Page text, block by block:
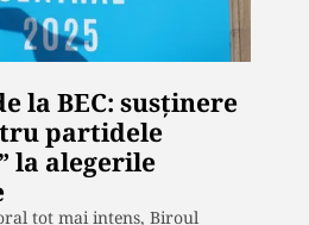
la BEC: susținere
partidele
la alegerile
tot mai intens, Biroul